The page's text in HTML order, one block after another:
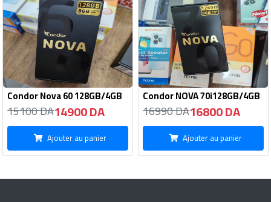
Condor Nova 60 128GB/4GB
15100 DA14900 DA
Ajouter au panier
Condor NOVA 70i128GB/4GB
16990 DA16800 DA
Ajouter au panier